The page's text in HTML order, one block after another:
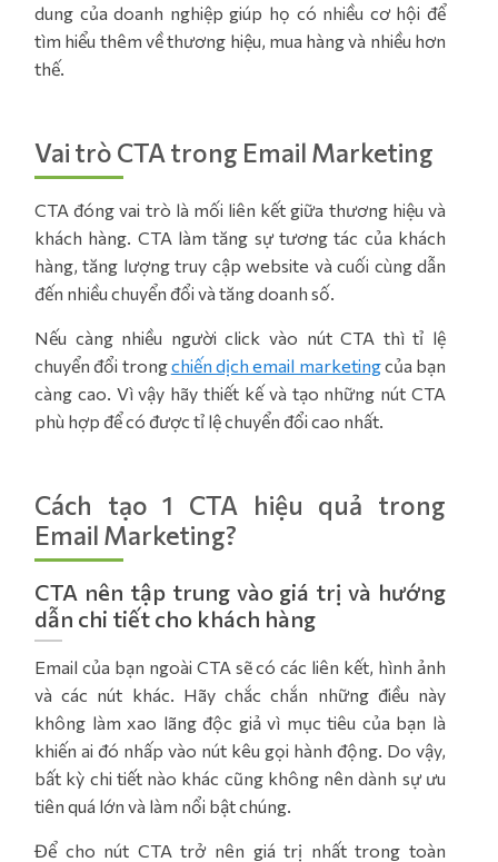
dung của doanh nghiệp giúp họ có nhiều cơ hội để
tìm hiểu thêm về thương hiệu, mua hàng và nhiều hơn
thế.
Vai trò CTA trong Email Marketing
CTA đóng vai trò là mối liên kết giữa thương hiệu và
khách hàng. CTA làm tăng sự tương tác của khách
hàng, tăng lượng truy cập website và cuối cùng dẫn
đến nhiều chuyển đổi và tăng doanh số.
Nếu càng nhiều người click vào nút CTA thì tỉ lệ
chuyển đổi trongchiến dịch email marketingcủa bạn
càng cao. Vì vậy hãy thiết kế và tạo những nút CTA
phù hợp để có được tỉ lệ chuyển đổi cao nhất.
Cách tạo 1 CTA hiệu quả trong
Email Marketing?
CTA nên tập trung vào giá trị và hướng
dẫn chi tiết cho khách hàng
Email của bạn ngoài CTA sẽ có các liên kết, hình ảnh
và các nút khác. Hãy chắc chắn những điều này
không làm xao lãng độc giả vì mục tiêu của bạn là
khiến ai đó nhấp vào nút kêu gọi hành động. Do vậy,
bất kỳ chi tiết nào khác cũng không nên dành sự ưu
tiên quá lớn và làm nổi bật chúng.
Để cho nút CTA trở nên giá trị nhất trong toàn